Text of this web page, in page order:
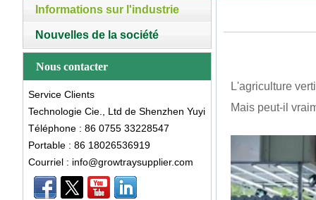
Informations sur l'industrie
Nouvelles de la société
Nous contacter
Service Clients
Technologie Cie., Ltd de Shenzhen Yuyi
Téléphone : 86 0755 33228547
Portable : 86 18026536919
Courriel : info@growtraysupplier.com
Grande Table de
culture
L'agriculture
Mais peut-il